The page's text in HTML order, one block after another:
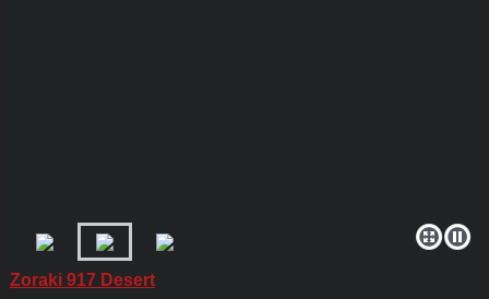
Zoraki 917 Desert